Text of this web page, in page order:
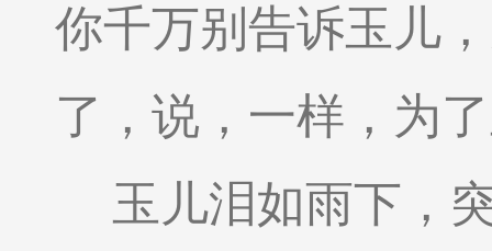
你千万别告诉玉儿
了，说，一样，为
玉儿泪如雨下，